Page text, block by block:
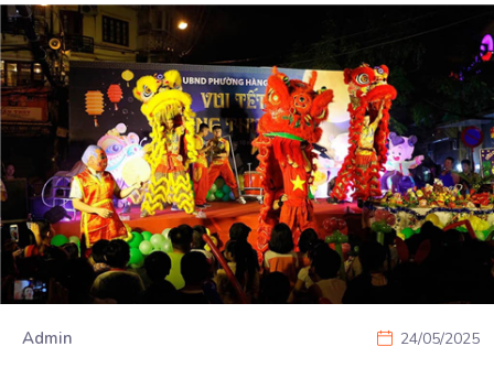
Admin 24/05/2025